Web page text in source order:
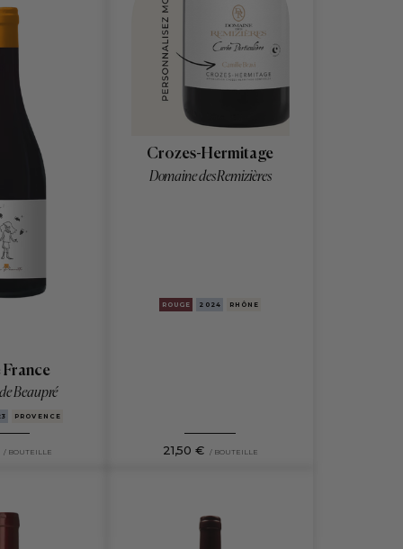
France
Beaupré
PROVENCE
/ BOUTEILLE
Crozes-Hermitage
Domaine des Remizières
ROUGE 2024 RHÔNE
21,50 € / BOUTEILLE